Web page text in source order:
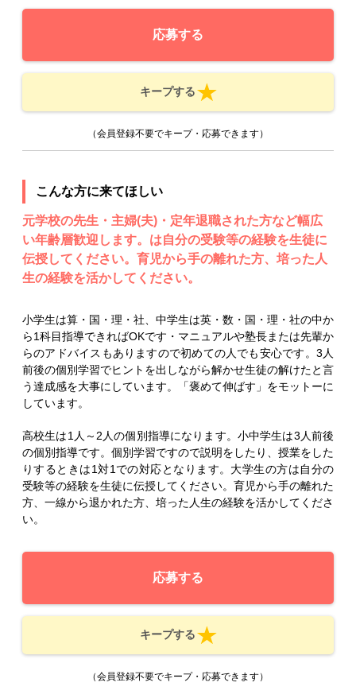
応募する
キープする
（会員登録不要でキープ・応募できます）
こんな方に来てほしい
元学校の先生・主婦(夫)・定年退職された方など幅広
い年齢層歓迎します。は自分の受験等の経験を生徒に
伝授してください。育児から手の離れた方、培った人
生の経験を活かしてください。
小学生は算・国・理・社、中学生は英・数・国・理・社の中か
ら1科目指導できればOKです・マニュアルや塾長または先輩か
らのアドバイスもありますので初めての人でも安心です。3人
前後の個別学習でヒントを出しながら解かせ生徒の解けたと言
う達成感を大事にしています。「褒めて伸ばす」をモットーに
しています。
高校生は1人～2人の個別指導になります。小中学生は3人前後
の個別指導です。個別学習ですので説明をしたり、授業をした
りするときは1対1での対応となります。大学生の方は自分の
受験等の経験を生徒に伝授してください。育児から手の離れた
方、一線から退かれた方、培った人生の経験を活かしてくださ
い。
応募する
キープする
（会員登録不要でキープ・応募できます）